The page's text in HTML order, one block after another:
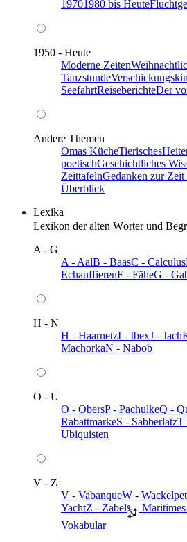
19701980 bis Heute
1950 - Heute
Moderne Zeiten
Tanzstunde
SeefahrtReiseberichteDer
Andere Themen
Omas KücheTierisches
poetischGeschichtliches
ZeittafelnGedanken zur
Überblick
Lexika
Lexikon der alten Wörter und
A - G
A - AalB - BaasC - Calculus
EchauffierenF - FäheG -
H - N
H - HaarnetzI - IbexJ - Jach
MachorkaN - Nabob
O - U
O - ObersP - PachulkeQ -
RabattmarkeS - SabberlatzT
Ubiquisten
V - Z
V - VabanqueW -
YachtZ - Zabel
Vokabular